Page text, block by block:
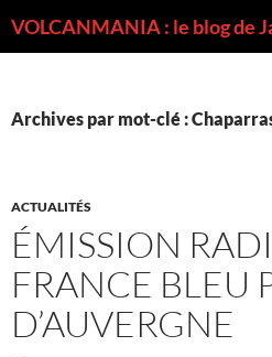
Archives par mot-clé :
ACTUALITÉS
ÉMISSION
FRANCE BLEU
D’AUVERGNE